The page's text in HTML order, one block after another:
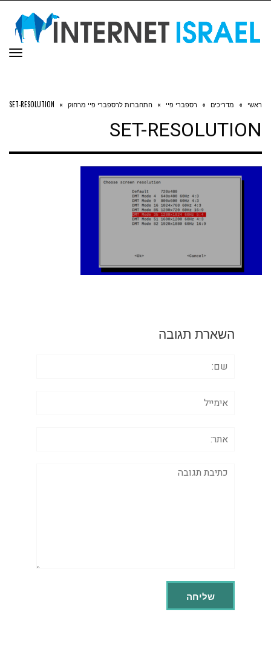
ראשי » מדריכים » רספברי פיי » התחברות לרספברי פיי מרחוק »
SET-RESOLUTION
SET-RESOLUTION
השארת תגובה
תגובה